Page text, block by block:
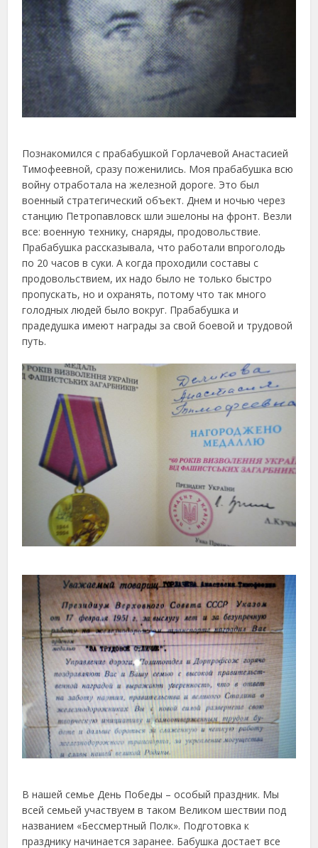
Познакомился с прабабушкой Горлачевой Анастасией
Тимофеевной, сразу поженились. Моя прабабушка всю
войну отработала на железной дороге. Это был
военный стратегический объект. Днем и ночью через
станцию Петропавловск шли эшелоны на фронт. Везли
все: военную технику, снаряды, продовольствие.
Прабабушка рассказывала, что работали впроголодь
по 20 часов в суки. А когда проходили составы с
продовольствием, их надо было не только быстро
пропускать, но и охранять, потому что так много
голодных людей было вокруг. Прабабушка и
прадедушка имеют награды за свой боевой и трудовой
путь.
В нашей семье День Победы – особый праздник. Мы
всей семьей участвуем в таком Великом шествии под
названием «Бессмертный Полк». Подготовка к
празднику начинается заранее. Бабушка достает все